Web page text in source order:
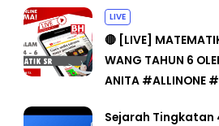
LIVE
🔴 [LIVE]
WANG TAHUN 6
ANITA #ALLINONE
Sejarah Tingkatan